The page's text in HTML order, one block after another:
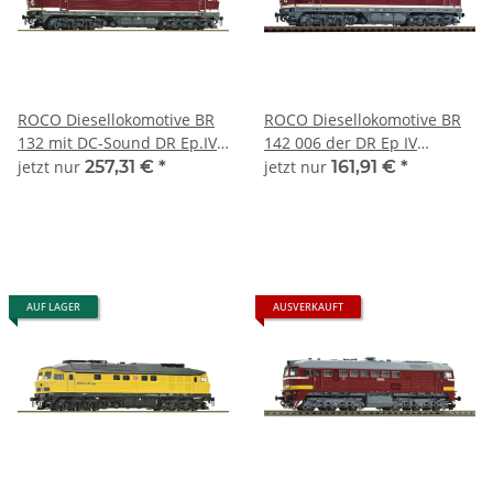
ROCO Diesellokomotive BR
132 mit DC-Sound DR Ep.IV
36421 Spur TT
jetzt nur 257,31 € *
ROCO Diesellokomotive BR
142 006 der DR Ep IV
7380008 Spur TT
jetzt nur 161,91 € *
AUF LAGER AUSVERKAUFT